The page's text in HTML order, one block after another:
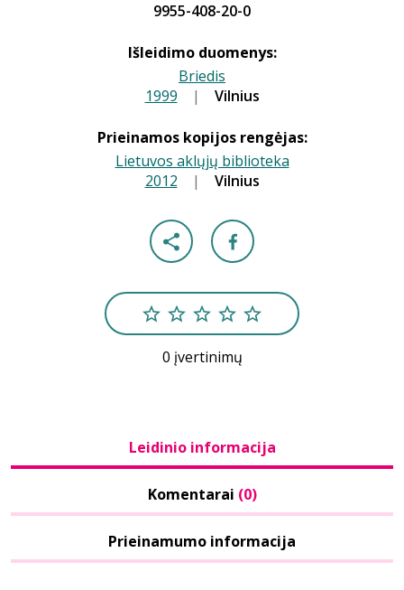
9955-408-20-0
Išleidimo duomenys:
Briedis
1999 | Vilnius
Prieinamos kopijos rengėjas:
Lietuvos aklųjų biblioteka
2012 | Vilnius
0 įvertinimų
Leidinio informacija
Komentarai (0)
Prieinamumo informacija